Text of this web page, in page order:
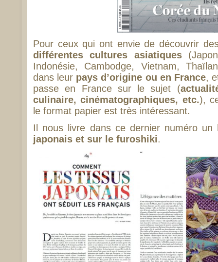
Pour ceux qui ont envie de découvrir
différentes cultures asiatiques
Indonésie, Cambodge, Vietnam,
dans leur pays d’origine ou en France,
passe en France sur le sujet (
culinaire, cinématographiques, etc.),
le format papier est très intéressant.
Il nous livre dans ce dernier numéro un
japonais et sur le furoshiki.